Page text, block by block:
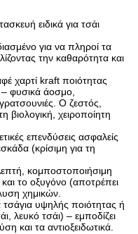
ειδικά για τσάι
για να πληροί τα
την καθαρότητα και
χαρτί kraft ποιότητας
φυσικά άοσμο,
Ο ζεστός,
βιολογική, χειροποίητη
επενδύσεις ασφαλείς
(κρίσιμη για τη
κομποστοποιήσιμη
το οξυγόνο (αποτρέπει
χημικών.
υψηλής ποιότητας ή
λευκό τσάι) – εμποδίζει
και τα αντιοξειδωτικά.